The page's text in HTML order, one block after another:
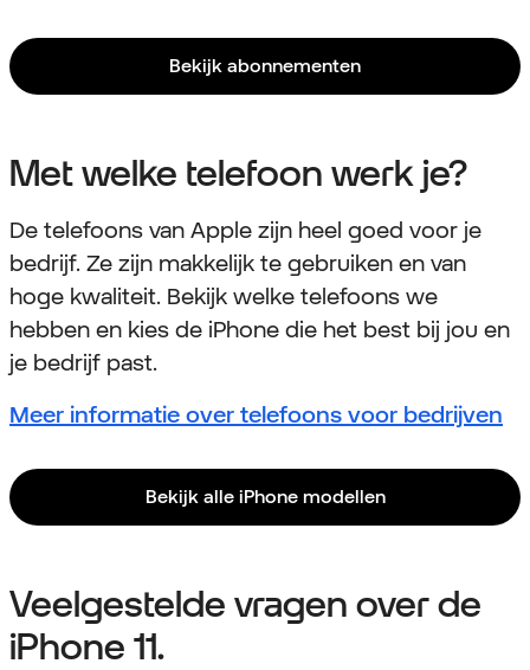
Bekijk abonnementen
Met welke telefoon werk je?
De telefoons van Apple zijn heel goed voor je
bedrijf. Ze zijn makkelijk te gebruiken en van
hoge kwaliteit. Bekijk welke telefoons we
hebben en kies de iPhone die het best bij jou en
je bedrijf past.
Meer informatie over telefoons voor bedrijven
Bekijk alle iPhone modellen
Veelgestelde vragen over de
iPhone 11.